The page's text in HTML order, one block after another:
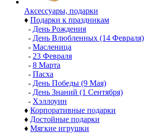
Аксессуары, подарки
♦ Подарки к праздникам
- День Рождения
- День Влюбленных (14 Февраля)
- Масленица
- 23 Февраля
- 8 Марта
- Пасха
- День Победы (9 Мая)
- День Знаний (1 Сентября)
- Хэллоуин
♦ Корпоративные подарки
♦ Достойные подарки
♦ Мягкие игрушки